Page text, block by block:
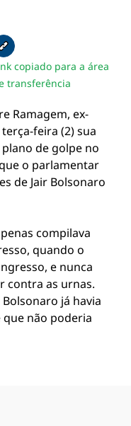
no twitterpelo email
Copiar link da notícia
copiado para a área
transferência
Ramagem, ex-
feira (2) sua
de golpe no
o parlamentar
de Jair Bolsonaro
compilava
quando o
e nunca
contra as urnas.
já havia
não poderia